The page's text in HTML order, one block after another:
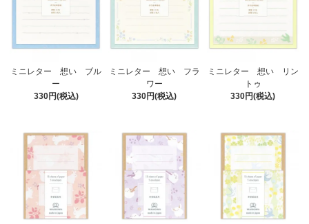
ミニレター 想い ブル
ー
330円(税込)
ミニレター 想い フラ
ワー
330円(税込)
ミニレター 想い リン
トゥ
330円(税込)